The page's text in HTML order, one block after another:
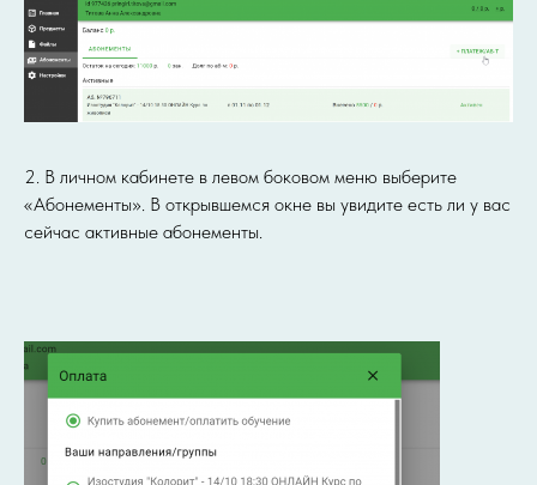
2. В личном кабинете в левом боковом меню выберите
«Абонементы». В открывшемся окне вы увидите есть ли у вас
сейчас активные абонементы.